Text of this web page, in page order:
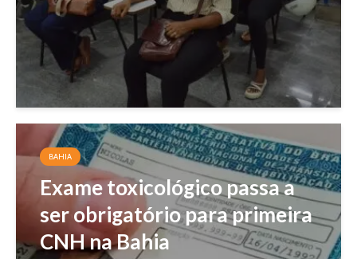
BAHIA
Exame toxicológico passa a
ser obrigatório para primeira
CNH na Bahia